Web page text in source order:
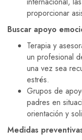
proporcionar
Buscar apoyo
Terapia y
un profesional
una vez sea
estrés.
Grupos de
padres en
orientación y
Medidas